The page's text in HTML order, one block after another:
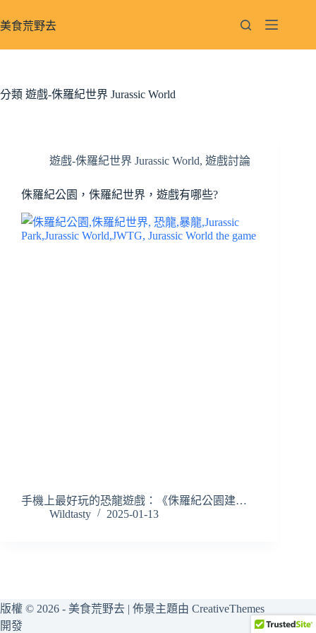
至
容
美食荒野去
分類 遊戲-侏羅紀世界 Jurassic World
遊戲-侏羅紀世界 Jurassic World, 遊戲討論
侏羅紀公園，侏羅紀世界，遊戲有哪些?
手機上最好玩的恐龍遊戲：《侏羅紀公園建…
Wildtasty
2025-01-13
版權 © 2026 - 美食荒野去 | 佈景主題由 CreativeThemes
開發